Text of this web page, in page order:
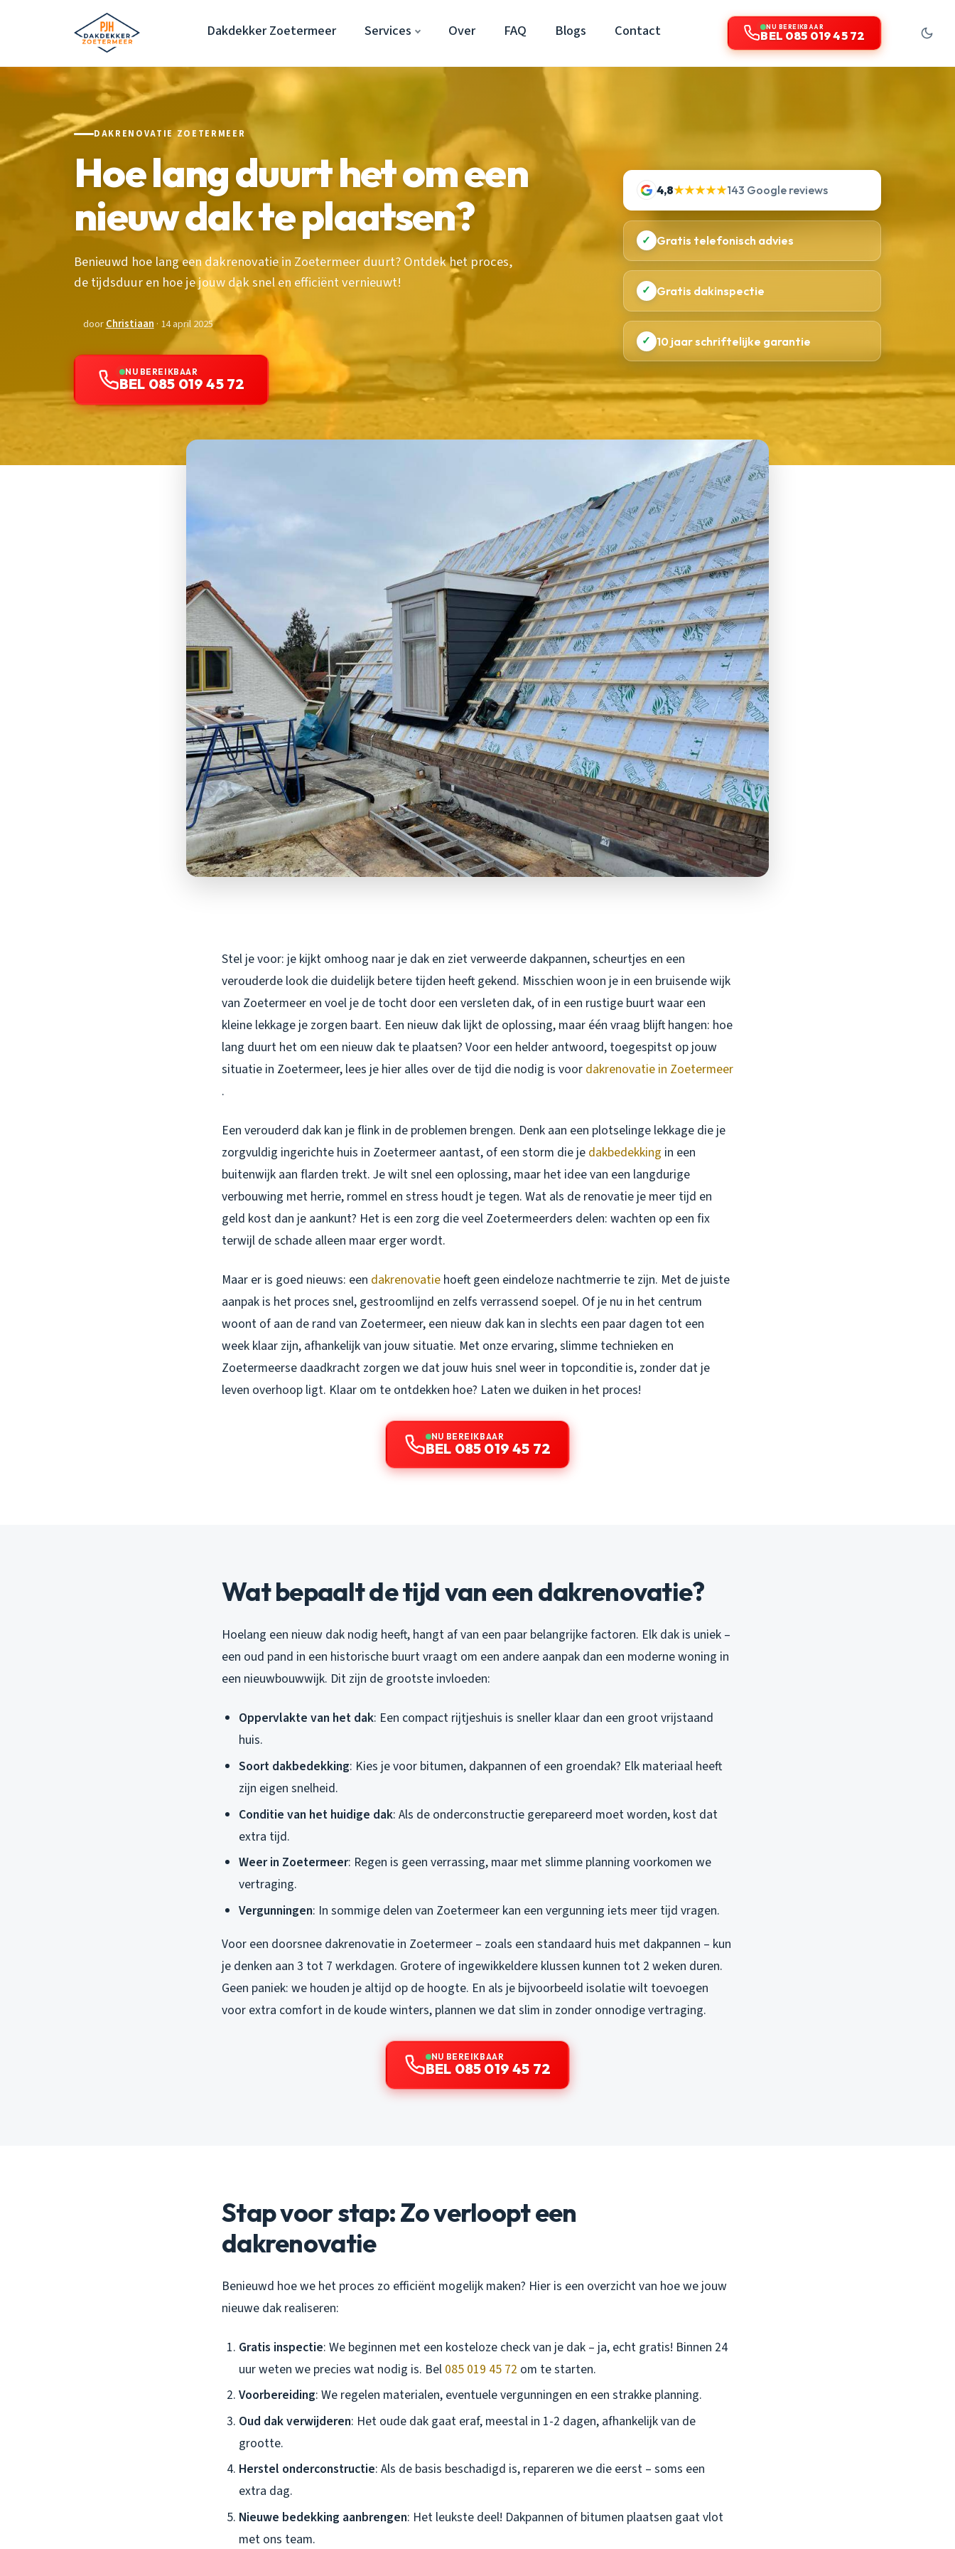
Dakdekker Zoetermeer Services Over FAQ Blogs Contact NU BEREIKBAAR
BEL 085 019 45 72
DAKRENOVATIE ZOETERMEER
Hoe lang duurt het om een
nieuw dak te plaatsen?
Benieuwd hoe lang een dakrenovatie in Zoetermeer duurt? Ontdek het proces,
de tijdsduur en hoe je jouw dak snel en efficiënt vernieuwt!
doorChristiaan · 14 april 2025
NU BEREIKBAAR
BEL 085 019 45 72
4,8★★★★★143 Google reviews
✓ Gratis telefonisch advies
✓ Gratis dakinspectie
✓ 10 jaar schriftelijke garantie
Stel je voor: je kijkt omhoog naar je dak en ziet verweerde dakpannen, scheurtjes en een
verouderde look die duidelijk betere tijden heeft gekend. Misschien woon je in een bruisende wijk
van Zoetermeer en voel je de tocht door een versleten dak, of in een rustige buurt waar een
kleine lekkage je zorgen baart. Een nieuw dak lijkt de oplossing, maar één vraag blijft hangen: hoe
lang duurt het om een nieuw dak te plaatsen? Voor een helder antwoord, toegespitst op jouw
situatie in Zoetermeer, lees je hier alles over de tijd die nodig is voor dakrenovatie in Zoetermeer
.
Een verouderd dak kan je flink in de problemen brengen. Denk aan een plotselinge lekkage die je
zorgvuldig ingerichte huis in Zoetermeer aantast, of een storm die je dakbedekking in een
buitenwijk aan flarden trekt. Je wilt snel een oplossing, maar het idee van een langdurige
verbouwing met herrie, rommel en stress houdt je tegen. Wat als de renovatie je meer tijd en
geld kost dan je aankunt? Het is een zorg die veel Zoetermeerders delen: wachten op een fix
terwijl de schade alleen maar erger wordt.
Maar er is goed nieuws: een dakrenovatie hoeft geen eindeloze nachtmerrie te zijn. Met de juiste
aanpak is het proces snel, gestroomlijnd en zelfs verrassend soepel. Of je nu in het centrum
woont of aan de rand van Zoetermeer, een nieuw dak kan in slechts een paar dagen tot een
week klaar zijn, afhankelijk van jouw situatie. Met onze ervaring, slimme technieken en
Zoetermeerse daadkracht zorgen we dat jouw huis snel weer in topconditie is, zonder dat je
leven overhoop ligt. Klaar om te ontdekken hoe? Laten we duiken in het proces!
NU BEREIKBAAR
BEL 085 019 45 72
Wat bepaalt de tijd van een dakrenovatie?
Hoelang een nieuw dak nodig heeft, hangt af van een paar belangrijke factoren. Elk dak is uniek –
een oud pand in een historische buurt vraagt om een andere aanpak dan een moderne woning in
een nieuwbouwwijk. Dit zijn de grootste invloeden:
Oppervlakte van het dak: Een compact rijtjeshuis is sneller klaar dan een groot vrijstaand
huis.
Soort dakbedekking: Kies je voor bitumen, dakpannen of een groendak? Elk materiaal heeft
zijn eigen snelheid.
Conditie van het huidige dak: Als de onderconstructie gerepareerd moet worden, kost dat
extra tijd.
Weer in Zoetermeer: Regen is geen verrassing, maar met slimme planning voorkomen we
vertraging.
Vergunningen: In sommige delen van Zoetermeer kan een vergunning iets meer tijd vragen.
Voor een doorsnee dakrenovatie in Zoetermeer – zoals een standaard huis met dakpannen – kun
je denken aan 3 tot 7 werkdagen. Grotere of ingewikkeldere klussen kunnen tot 2 weken duren.
Geen paniek: we houden je altijd op de hoogte. En als je bijvoorbeeld isolatie wilt toevoegen
voor extra comfort in de koude winters, plannen we dat slim in zonder onnodige vertraging.
NU BEREIKBAAR
BEL 085 019 45 72
Stap voor stap: Zo verloopt een
dakrenovatie
Benieuwd hoe we het proces zo efficiënt mogelijk maken? Hier is een overzicht van hoe we jouw
nieuwe dak realiseren:
Gratis inspectie: We beginnen met een kosteloze check van je dak – ja, echt gratis! Binnen 24
uur weten we precies wat nodig is. Bel 085 019 45 72 om te starten.
Voorbereiding: We regelen materialen, eventuele vergunningen en een strakke planning.
Oud dak verwijderen: Het oude dak gaat eraf, meestal in 1-2 dagen, afhankelijk van de
grootte.
Herstel onderconstructie: Als de basis beschadigd is, repareren we die eerst – soms een
extra dag.
Nieuwe bedekking aanbrengen: Het leukste deel! Dakpannen of bitumen plaatsen gaat vlot
met ons team.